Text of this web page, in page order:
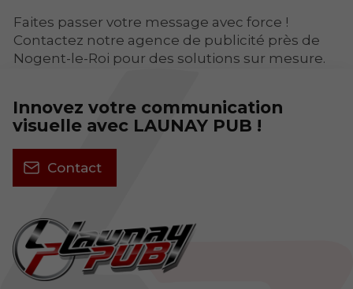
Faites passer votre message avec force !
Contactez notre agence de publicité près de
Nogent-le-Roi pour des solutions sur mesure.
Innovez votre communication
visuelle avec LAUNAY PUB !
Contact